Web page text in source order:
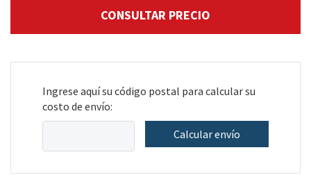
Ingrese aquí su código postal para calcular su
costo de envío:
Calcular envío